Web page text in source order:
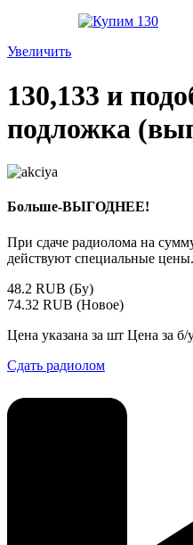
Увеличить
130,133 и
подложка
Больше-ВЫГОДНЕЕ!
При сдаче радиолома на
действуют специальные цены.
48.2 RUB (Бу)
74.32 RUB (Новое)
Цена указана за шт Цена за б/
Сдать радиолом